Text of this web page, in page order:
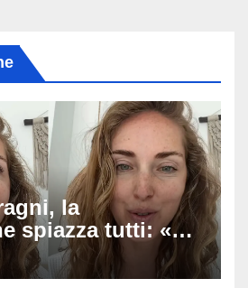
la
spiazza tutti: «Un
che mi rifacessi
svela i ritocchi di